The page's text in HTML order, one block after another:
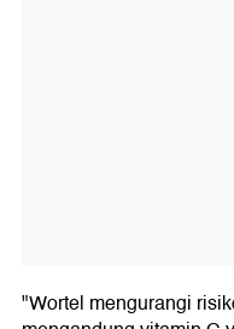
"Wortel mengurangi